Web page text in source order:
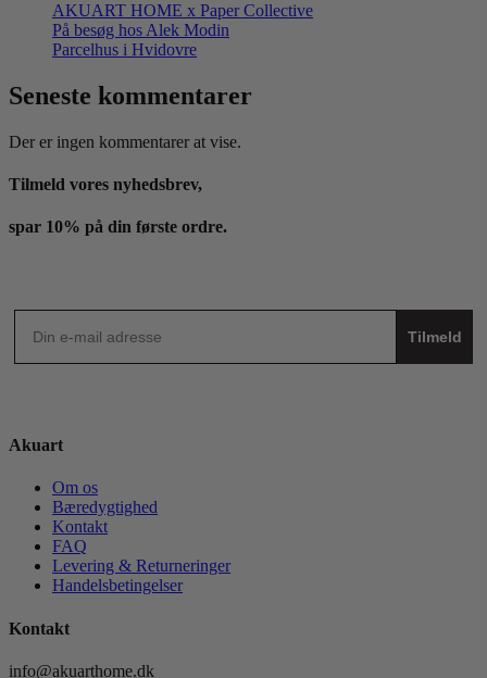
AKUART HOME x Paper Collective
På besøg hos Alek Modin
Parcelhus i Hvidovre
Seneste kommentarer
Der er ingen kommentarer at vise.
Tilmeld vores nyhedsbrev,
spar 10% på din første ordre.
Tilmeld
Akuart
Om os
Bæredygtighed
Kontakt
FAQ
Levering & Returneringer
Handelsbetingelser
Kontakt
info@akuarthome.dk